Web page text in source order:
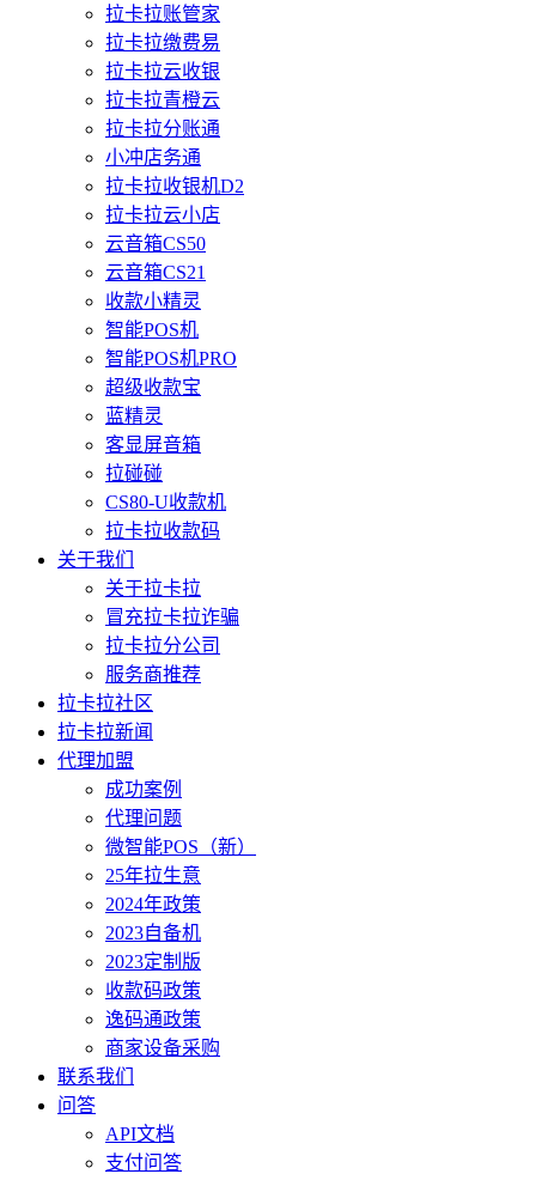
拉卡拉账管家
拉卡拉缴费易
拉卡拉云收银
拉卡拉青橙云
拉卡拉分账通
小冲店务通
拉卡拉收银机D2
拉卡拉云小店
云音箱CS50
云音箱CS21
收款小精灵
智能POS机
智能POS机PRO
超级收款宝
蓝精灵
客显屏音箱
拉碰碰
CS80-U收款机
拉卡拉收款码
关于我们
关于拉卡拉
冒充拉卡拉诈骗
拉卡拉分公司
服务商推荐
拉卡拉社区
拉卡拉新闻
代理加盟
成功案例
代理问题
微智能POS（新）
25年拉生意
2024年政策
2023自备机
2023定制版
收款码政策
逸码通政策
商家设备采购
联系我们
问答
API文档
支付问答